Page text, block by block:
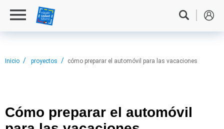
Inicio proyectos cómo preparar el automóvil para las vacaciones
Cómo preparar el automóvil